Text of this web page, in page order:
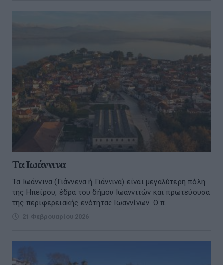
Τα Ιωάννινα
Τα Ιωάννινα (Γιάννενα ή Γιάννινα) είναι μεγαλύτερη πόλη
της Ηπείρου, έδρα του δήμου Ιωαννιτών και πρωτεύουσα
της περιφερειακής ενότητας Ιωαννίνων. Ο π...
21 Φεβρουαρίου 2026